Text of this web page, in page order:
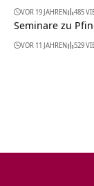
VOR 19 JAHREN 485
Seminare zu
VOR 11 JAHREN 529